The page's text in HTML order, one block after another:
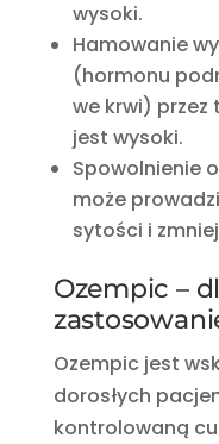
wysoki.
Hamowanie
(hormonu
we krwi) przez
jest wysoki.
Spowolnienie
może
sytości i
Ozempic –
Ozempic jest
dorosłych
kontrolowaną